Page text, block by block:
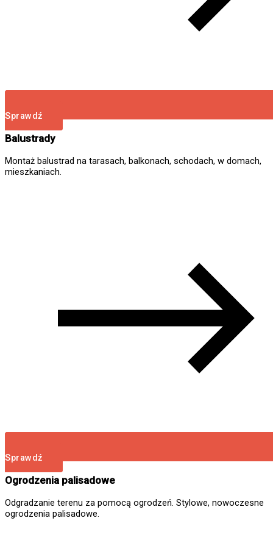
Sprawdź
Balustrady
Montaż balustrad na tarasach, balkonach, schodach, w domach,
mieszkaniach.
Sprawdź
Ogrodzenia palisadowe
Odgradzanie terenu za pomocą ogrodzeń. Stylowe, nowoczesne
ogrodzenia palisadowe.